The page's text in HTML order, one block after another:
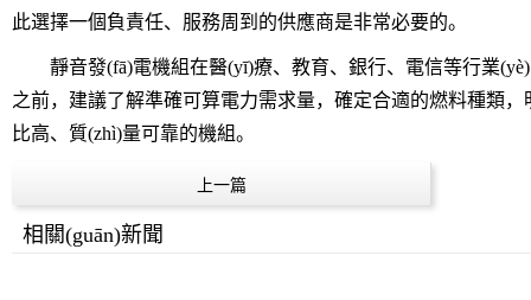
此選擇一個負責任、服務周到的供應商是非常必要的。
靜音發(fā)電機組在醫(yī)療、教育、銀行、電信等行業(yè)
之前，建議了解準確可算電力需求量，確定合適的燃料種類
比高、質(zhì)量可靠的機組。
上一篇
相關(guān)新聞